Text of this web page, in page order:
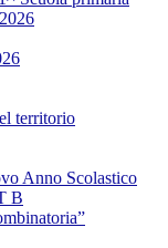
territorio
Anno Scolastico
B